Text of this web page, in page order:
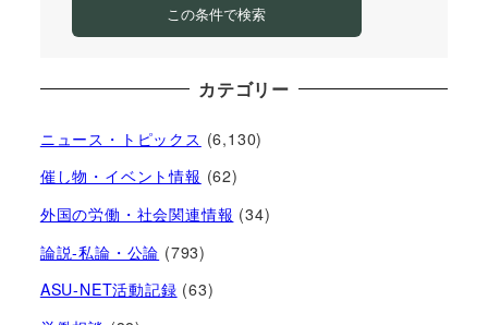
この条件で検索
カテゴリー
ニュース・トピックス (6,130)
催し物・イベント情報 (62)
外国の労働・社会関連情報 (34)
論説-私論・公論 (793)
ASU-NET活動記録 (63)